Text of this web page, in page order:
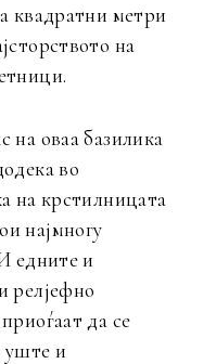
квадратни метри
на
на оваа базилика
во
на крстилницата
најмногу
едните и
релјефно
да се
уште и